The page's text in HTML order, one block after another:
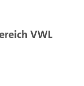
VWL